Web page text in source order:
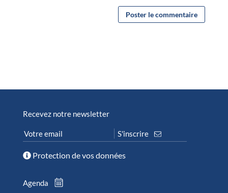
Recevez notre newsletter
Protection de vos données
Agenda